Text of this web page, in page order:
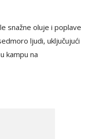
snažne oluje i poplave
ljudi, uključujući
kampu na